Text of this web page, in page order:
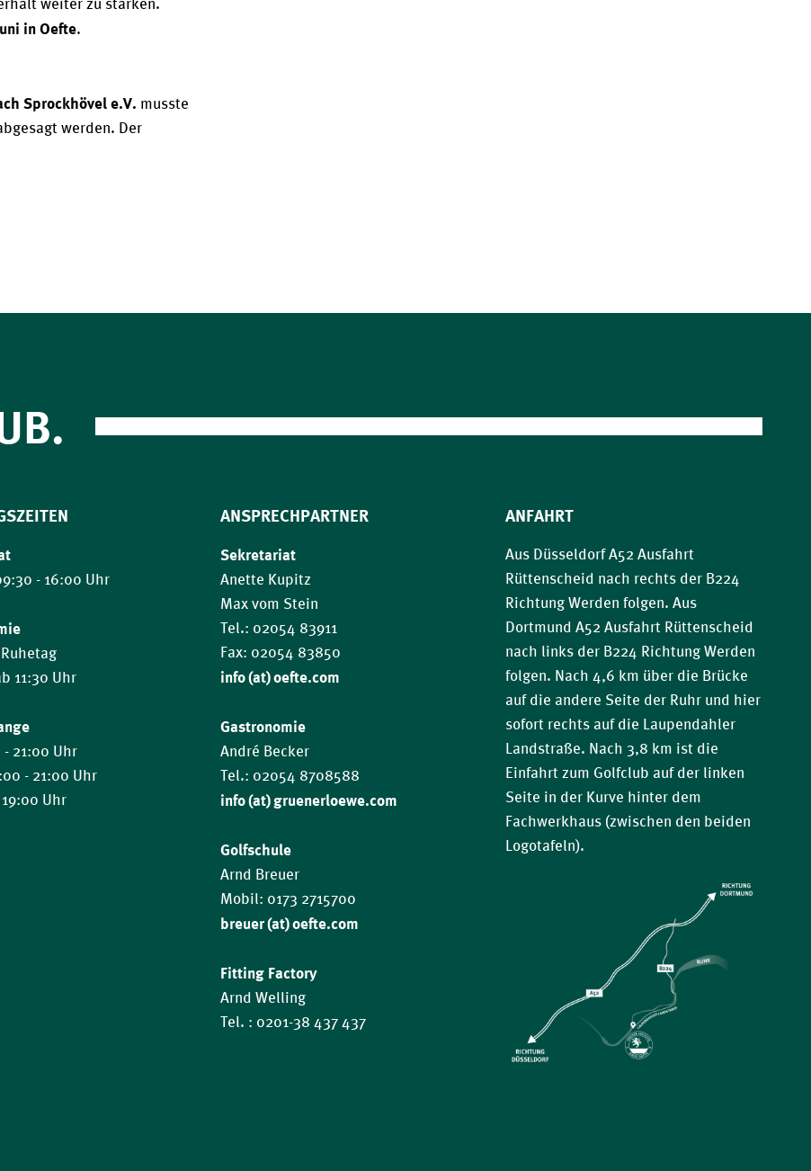
in Oefte.
Sprockhövel e.V. musste
werden. Der
- 16:00 Uhr
11:30 Uhr
- 21:00 Uhr
- 21:00 Uhr
Uhr
ANSPRECHPARTNER
Sekretariat
Anette Kupitz
Max vom Stein
Tel.: 02054 83911
Fax: 02054 83850
info (at) oefte.com
Gastronomie
André Becker
Tel.: 02054 8708588
info (at) gruenerloewe.com
Golfschule
Arnd Breuer
Mobil: 0173 2715700
breuer (at) oefte.com
Fitting Factory
Arnd Welling
Tel. : 0201-38 437 437
ANFAHRT
Aus Düsseldorf A52 Ausfahrt
Rüttenscheid nach rechts der B224
Richtung Werden folgen. Aus
Dortmund A52 Ausfahrt Rüttenscheid
nach links der B224 Richtung Werden
folgen. Nach 4,6 km über die Brücke
auf die andere Seite der Ruhr und hier
sofort rechts auf die Laupendahler
Landstraße. Nach 3,8 km ist die
Einfahrt zum Golfclub auf der linken
Seite in der Kurve hinter dem
Fachwerkhaus (zwischen den beiden
Logotafeln).